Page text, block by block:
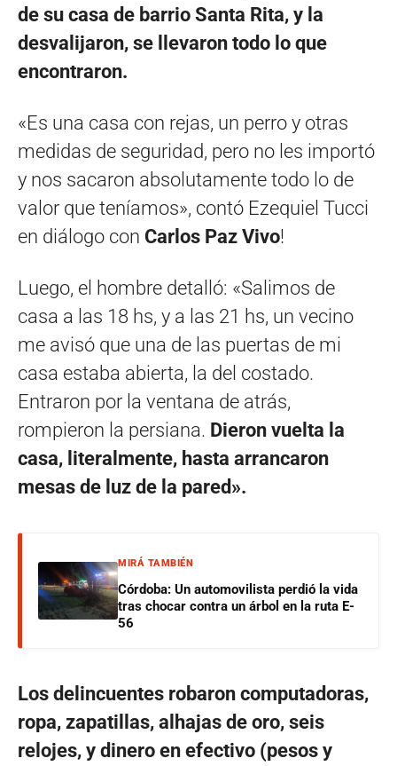
de su casa de barrio Santa Rita, y la
desvalijaron, se llevaron todo lo que
encontraron.
«Es una casa con rejas, un perro y otras
medidas de seguridad, pero no les importó
y nos sacaron absolutamente todo lo de
valor que teníamos», contó Ezequiel Tucci
en diálogo con Carlos Paz Vivo!
Luego, el hombre detalló: «Salimos de
casa a las 18 hs, y a las 21 hs, un vecino
me avisó que una de las puertas de mi
casa estaba abierta, la del costado.
Entraron por la ventana de atrás,
rompieron la persiana. Dieron vuelta la
casa, literalmente, hasta arrancaron
mesas de luz de la pared».
MIRÁ TAMBIÉN
Córdoba: Un automovilista perdió la vida
tras chocar contra un árbol en la ruta E-
56
Los delincuentes robaron computadoras,
ropa, zapatillas, alhajas de oro, seis
relojes, y dinero en efectivo (pesos y